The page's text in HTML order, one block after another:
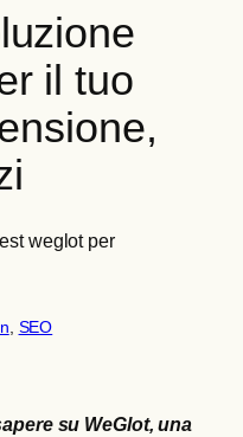
il tuo
SEO
su WeGlot, una